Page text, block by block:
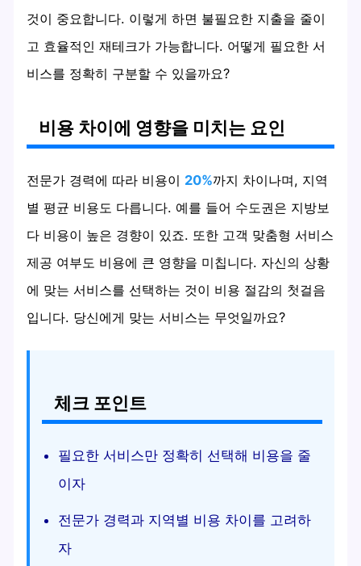
것이 중요합니다. 이렇게 하면 불필요한 지출을 줄이
고 효율적인 재테크가 가능합니다. 어떻게 필요한 서
비스를 정확히 구분할 수 있을까요?
비용 차이에 영향을 미치는 요인
전문가 경력에 따라 비용이 20%까지 차이나며, 지역
별 평균 비용도 다릅니다. 예를 들어 수도권은 지방보
다 비용이 높은 경향이 있죠. 또한 고객 맞춤형 서비스
제공 여부도 비용에 큰 영향을 미칩니다. 자신의 상황
에 맞는 서비스를 선택하는 것이 비용 절감의 첫걸음
입니다. 당신에게 맞는 서비스는 무엇일까요?
체크 포인트
필요한 서비스만 정확히 선택해 비용을 줄
이자
전문가 경력과 지역별 비용 차이를 고려하
자